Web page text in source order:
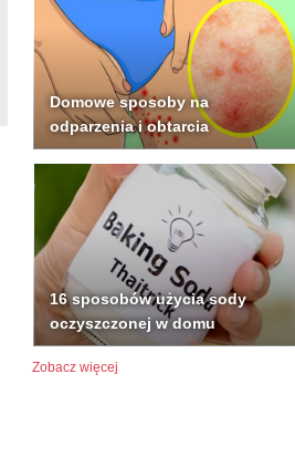
Domowe sposoby na
odparzenia i obtarcia
16 sposobów użycia sody
oczyszczonej w domu
Zobacz więcej